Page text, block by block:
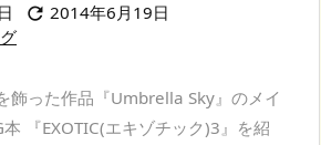
 2014年6月19日
飾った作品『Umbrella Sky』のメイ
『EXOTIC(エキゾチック)3』を紹